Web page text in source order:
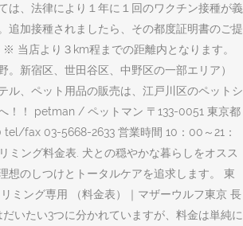
は、法律により１年に１回のワクチン接種が義
追加接種されましたら、その都度証明書のご提
当店より３km程までの距離内となります。
。新宿区、世田谷区、中野区の一部エリア）
ル、ペット用品の販売は、江戸川区のペットシ
！！ petman / ペットマン 〒133-0051 東京都
tel/fax 03-5668-2633 営業時間 10：00～21：
ミング料金表. 犬との穏やかな暮らしをオスス
想のしつけとトータルケアを追求します。 東
ミング専用 （料金表）｜マザーウルフ東京 長
いたい3つに分かれていますが、料金は単純に